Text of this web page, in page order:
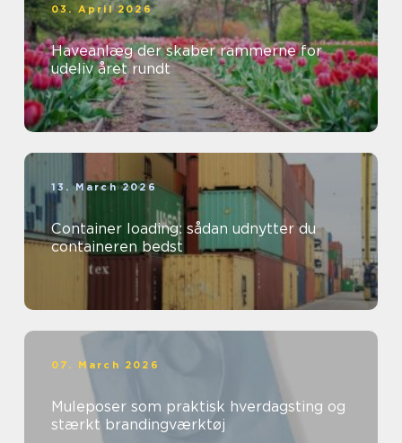
03. April 2026
Haveanlæg der skaber rammerne for
udeliv året rundt
13. March 2026
Container loading: sådan udnytter du
containeren bedst
07. March 2026
Muleposer som praktisk hverdagsting og
stærkt brandingværktøj